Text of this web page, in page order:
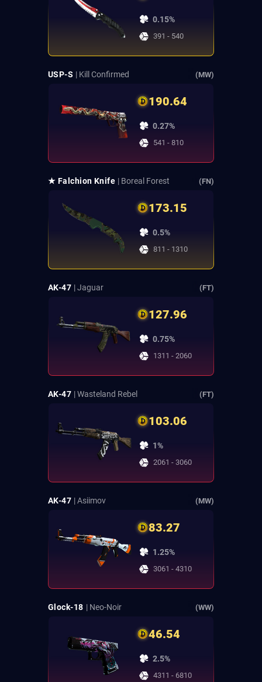
0.15%
391 - 540
USP-S | Kill Confirmed (MW)
190.64
0.27%
541 - 810
★ Falchion Knife | Boreal Forest (FN)
173.15
0.5%
811 - 1310
AK-47 | Jaguar (FT)
127.96
0.75%
1311 - 2060
AK-47 | Wasteland Rebel (FT)
103.06
1%
2061 - 3060
AK-47 | Asiimov (MW)
83.27
1.25%
3061 - 4310
Glock-18 | Neo-Noir (WW)
46.54
2.5%
4311 - 6810